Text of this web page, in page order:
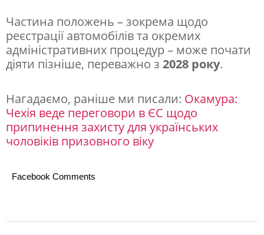
Частина положень – зокрема щодо
реєстрації автомобілів та окремих
адміністративних процедур – може почати
діяти пізніше, переважно з 2028 року.
Нагадаємо, раніше ми писали: Окамура:
Чехія веде переговори в ЄС щодо
припинення захисту для українських
чоловіків призовного віку
Facebook Comments